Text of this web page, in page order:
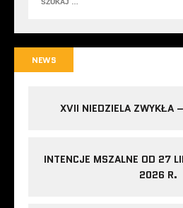
NEWS
XVII NIEDZIELA ZWYKŁA
INTENCJE MSZALNE OD 27
2026 R.